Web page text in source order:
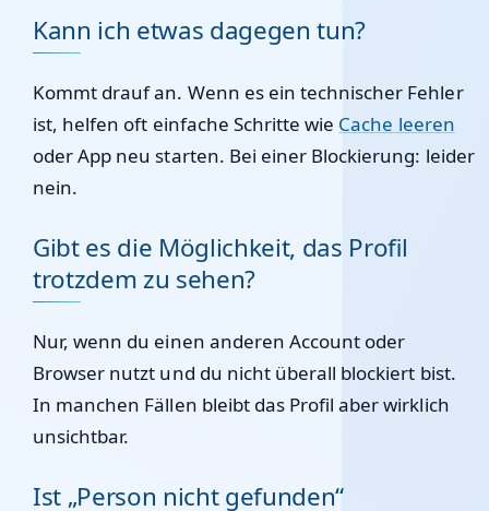
Kann ich etwas dagegen tun?
Kommt drauf an. Wenn es ein technischer Fehler
ist, helfen oft einfache Schritte wie Cache leeren
oder App neu starten. Bei einer Blockierung: leider
nein.
Gibt es die Möglichkeit, das Profil
trotzdem zu sehen?
Nur, wenn du einen anderen Account oder
Browser nutzt und du nicht überall blockiert bist.
In manchen Fällen bleibt das Profil aber wirklich
unsichtbar.
Ist „Person nicht gefunden“